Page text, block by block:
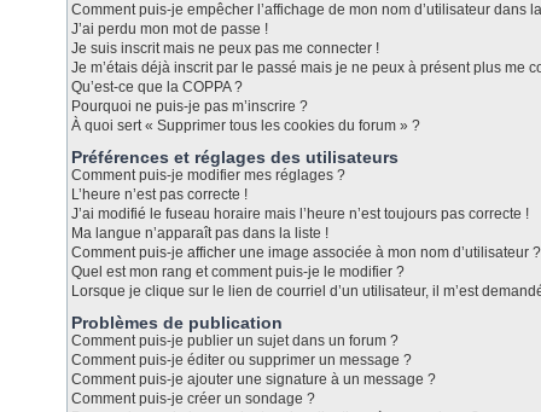
Comment puis-je empêcher l’affichage de mon nom d’utilisateur dans
J’ai perdu mon mot de passe !
Je suis inscrit mais ne peux pas me connecter !
Je m’étais déjà inscrit par le passé mais je ne peux à présent plus me
Qu’est-ce que la COPPA ?
Pourquoi ne puis-je pas m’inscrire ?
À quoi sert « Supprimer tous les cookies du forum » ?
Préférences et réglages des utilisateurs
Comment puis-je modifier mes réglages ?
L’heure n’est pas correcte !
J’ai modifié le fuseau horaire mais l’heure n’est toujours pas correcte !
Ma langue n’apparaît pas dans la liste !
Comment puis-je afficher une image associée à mon nom d’utilisateur ?
Quel est mon rang et comment puis-je le modifier ?
Lorsque je clique sur le lien de courriel d’un utilisateur, il m’est
Problèmes de publication
Comment puis-je publier un sujet dans un forum ?
Comment puis-je éditer ou supprimer un message ?
Comment puis-je ajouter une signature à un message ?
Comment puis-je créer un sondage ?